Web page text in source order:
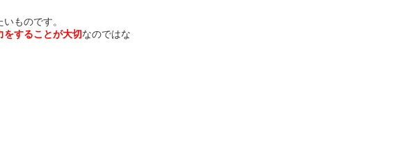
ものです。
をすることが大切なのではな